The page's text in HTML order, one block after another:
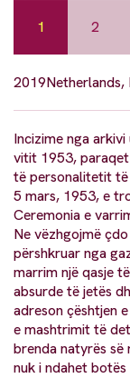
1 2
2019Netherlands,
Incizime nga
vitit 1953,
të personalitetit
5 mars, 1953, e
Ceremonia e
Ne vëzhgojmë
përshkruar nga
marrim një qasje
absurde të jetës
adreson çështjen
e mashtrimit të
brenda natyrës së
nuk i ndahet